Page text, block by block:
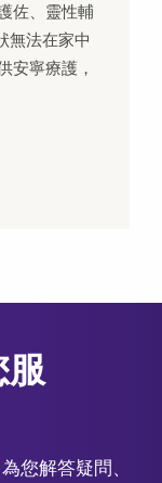
佐、靈性輔
無法在家中
安寧療護，
服
您解答疑問、